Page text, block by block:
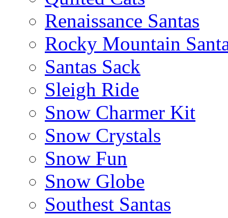
Renaissance Santas
Rocky Mountain
Santas Sack
Sleigh Ride
Snow Charmer Kit
Snow Crystals
Snow Fun
Snow Globe
Southest Santas